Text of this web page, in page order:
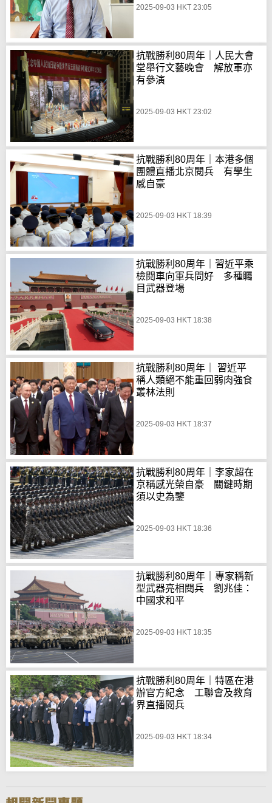
2025-09-03 HKT 23:05
抗戰勝利80周年｜人民大會
堂舉行文藝晚會 解放軍亦
有參演
2025-09-03 HKT 23:02
抗戰勝利80周年｜本港多個
團體直播北京閱兵 有學生
感自豪
2025-09-03 HKT 18:39
抗戰勝利80周年｜習近平乘
檢閱車向軍兵問好 多種矚
目武器登場
2025-09-03 HKT 18:38
抗戰勝利80周年｜ 習近平
稱人類絕不能重回弱肉強食
叢林法則
2025-09-03 HKT 18:37
抗戰勝利80周年｜李家超在
京稱感光榮自豪 關鍵時期
須以史為鑒
2025-09-03 HKT 18:36
抗戰勝利80周年｜專家稱新
型武器亮相閱兵 劉兆佳：
中國求和平
2025-09-03 HKT 18:35
抗戰勝利80周年｜特區在港
辦官方紀念 工聯會及教育
界直播閱兵
2025-09-03 HKT 18:34